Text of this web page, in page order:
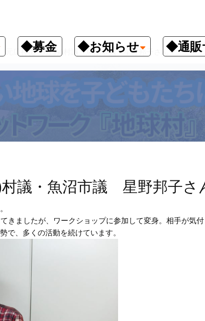
◆募金 ◆お知らせ ◆通販
元広神(ひろがみ)村議・魚沼市議 星野邦子さん
議・魚沼市議 星野邦子さ
きましたが、ワークショップに参加して変身。相手が気付
で、多くの活動を続けています。